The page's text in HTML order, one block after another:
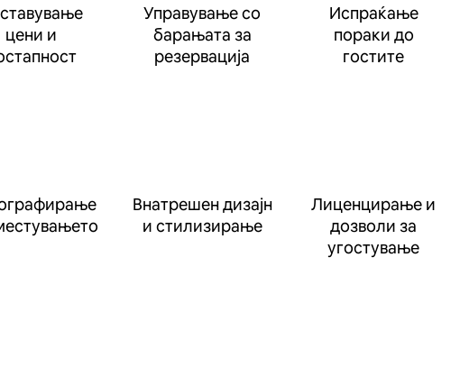
цени и
Управување со
барањата за
резервација
Испраќање
пораки до
гостите
Внатрешен дизајн
и стилизирање
Лиценцирање и
дозволи за
угостување